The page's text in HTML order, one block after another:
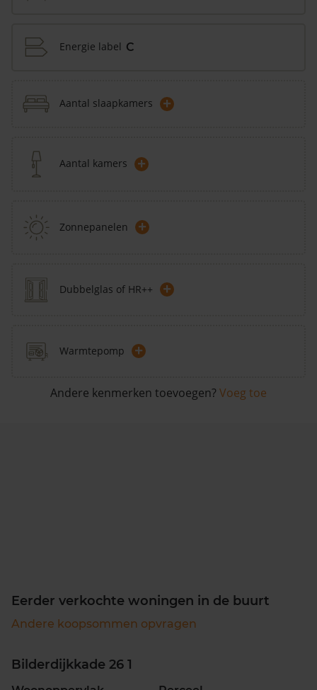
Energie label C
Aantal slaapkamers +
Aantal kamers +
Zonnepanelen +
Dubbelglas of HR++ +
Warmtepomp +
Andere kenmerken toevoegen? Voeg toe
Eerder verkochte woningen in de buurt
Andere koopsommen opvragen
Bilderdijkkade 26 1